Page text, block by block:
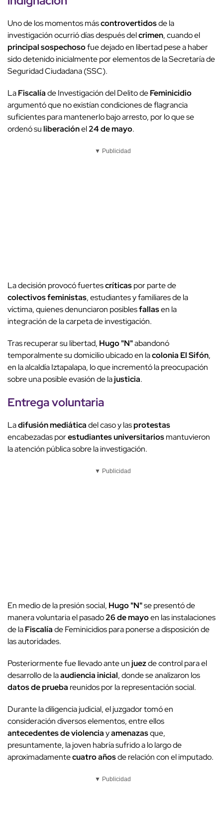
Uno de los momentos máscontrovertidosde la
investigación ocurrió días después delcrimen, cuando el
principal sospechosofue dejado en libertad pese a haber
sido detenido inicialmente por elementos de la Secretaría de
Seguridad Ciudadana (SSC).
LaFiscalíade Investigación del Delito deFeminicidio
argumentó que no existían condiciones de flagrancia
suficientes para mantenerlo bajo arresto, por lo que se
ordenó suliberaciónel24 de mayo.
▼ Publicidad
La decisión provocó fuertescríticaspor parte de
colectivos feministas, estudiantes y familiares de la
víctima, quienes denunciaron posiblesfallasen la
integración de la carpeta de investigación.
Tras recuperar su libertad, Hugo "N"abandonó
temporalmente su domicilio ubicado en lacolonia El Sifón,
en la alcaldía Iztapalapa, lo que incrementó la preocupación
sobre una posible evasión de lajusticia.
Entrega voluntaria
Ladifusión mediáticadel caso y lasprotestas
encabezadas porestudiantes universitariosmantuvieron
la atención pública sobre la investigación.
▼ Publicidad
En medio de la presión social, Hugo "N"se presentó de
manera voluntaria el pasado26 de mayoen las instalaciones
de laFiscalíade Feminicidios para ponerse a disposición de
las autoridades.
Posteriormente fue llevado ante unjuezde control para el
desarrollo de laaudiencia inicial, donde se analizaron los
datos de prueba reunidos por la representación social.
Durante la diligencia judicial, el juzgador tomó en
consideración diversos elementos, entre ellos
antecedentes de violenciayamenazasque,
presuntamente, la joven habría sufrido a lo largo de
aproximadamentecuatro añosde relación con el imputado.
▼ Publicidad